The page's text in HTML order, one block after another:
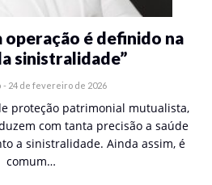
operação é definido na
sinistralidade”
- 24 de fevereiro de 2026
proteção patrimonial mutualista,
com tanta precisão a saúde
a sinistralidade. Ainda assim, é
comum…